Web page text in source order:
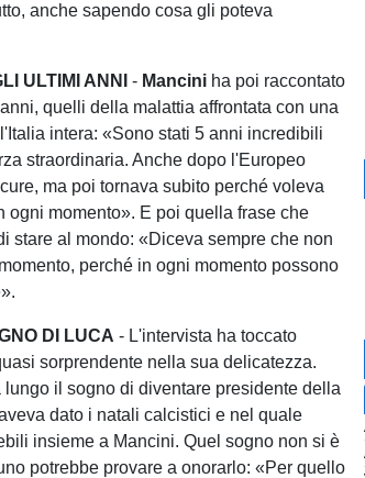
anche sapendo cosa gli poteva
ULTIMI ANNI - Mancini ha poi raccontato
quelli della malattia affrontata con una
intera: «Sono stati 5 anni incredibili
straordinaria. Anche dopo l'Europeo
ma poi tornava subito perché voleva
ogni momento». E poi quella frase che
stare al mondo: «Diceva sempre che non
perché in ogni momento possono
DI LUCA - L'intervista ha toccato
sorprendente nella sua delicatezza.
il sogno di diventare presidente della
dato i natali calcistici e nel quale
insieme a Mancini. Quel sogno non si è
potrebbe provare a onorarlo: «Per quello